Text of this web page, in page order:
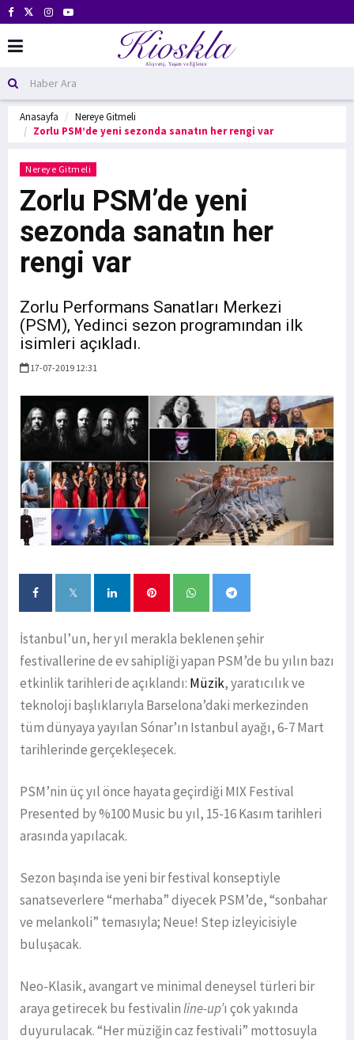
Anasayfa
Nereye Gitmeli
Zorlu PSM’de yeni sezonda sanatın her rengi var
Nereye Gitmeli
Zorlu PSM’de yeni
sezonda sanatın her
rengi var
Zorlu Performans Sanatları Merkezi
(PSM), Yedinci sezon programından ilk
isimleri açıkladı.
17-07-2019 12:31
İstanbul’un, her yıl merakla beklenen şehir
festivallerine de ev sahipliği yapan PSM’de bu yılın bazı
etkinlik tarihleri de açıklandı: Müzik, yaratıcılık ve
teknoloji başlıklarıyla Barselona’daki merkezinden
tüm dünyaya yayılan Sónar’ın Istanbul ayağı, 6-7 Mart
tarihlerinde gerçekleşecek.
PSM’nin üç yıl önce hayata geçirdiği MIX Festival
Presented by %100 Music bu yıl, 15-16 Kasım tarihleri
arasında yapılacak.
Sezon başında ise yeni bir festival konseptiyle
sanatseverlere “merhaba” diyecek PSM’de, “sonbahar
ve melankoli” temasıyla; Neue! Step izleyicisiyle
buluşacak.
Neo-Klasik, avangart ve minimal deneysel türleri bir
araya getirecek bu festivalinline-up’ı çok yakında
duyurulacak. “Her müziğin caz festivali” mottosuyla